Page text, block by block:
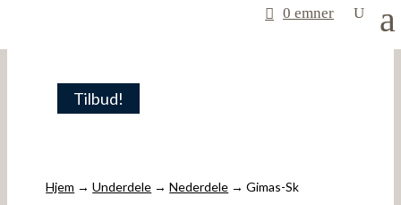
0 emner
Tilbud!
Hjem →Underdele →Nederdele → Gimas-Sk